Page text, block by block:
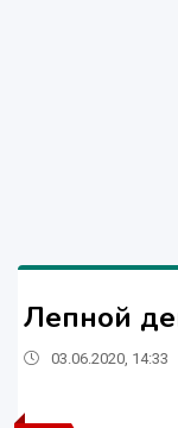
Лепной
03.06.2020, 14:33